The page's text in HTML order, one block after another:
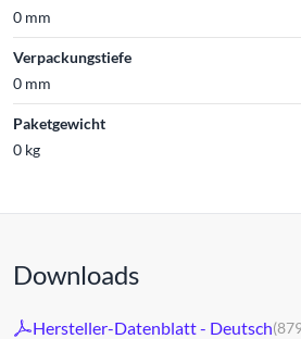
0 mm
Verpackungstiefe
0 mm
Paketgewicht
0 kg
Downloads
Hersteller-Datenblatt - Deutsch